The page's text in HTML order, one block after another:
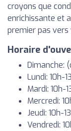
croyons que
enrichissante et
premier pas
Horaire
Dimanche:
Lundi: 10h-
Mardi: 10h-
Mercredi:
Jeudi: 10h-
Vendredi: